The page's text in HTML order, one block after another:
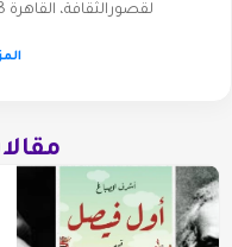
لقصورالثقافة، القاهرة 1998. ـ "لعنة سقطت من النافذة"…